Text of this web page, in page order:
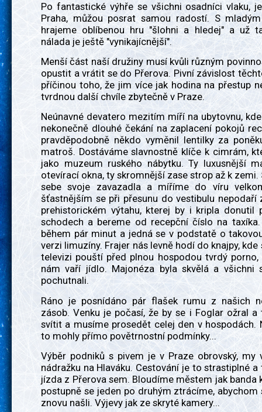
Po fantastické výhře se všichni osadníci vlaku,
Praha, můžou posrat samou radostí. S
hrajeme oblíbenou hru "šlohni a hledej" a už
nálada je ještě "vynikajícnější".
Menší část naší družiny musí kvůli různým
opustit a vrátit se do Přerova. Pivní závislost
příčinou toho, že jim více jak hodina na přestup
tvrdnou další chvíle zbytečně v Praze.
Neúnavné devatero mezitím míří na ubytovnu,
nekonečně dlouhé čekání na zaplacení pokojů
pravděpodobně někdo vyměnil lentilky za
matroš. Dostáváme slavnostně klíče k cimrám,
jako muzeum ruského nábytku. Ty luxusnější
otevírací okna, ty skromnější zase strop až k zemi.
sebe svoje zavazadla a míříme do víru
šťastnějším se při přesunu do vestibulu nepodaří
prehistorickém výtahu, kterej by i kripla donutil
schodech a bereme od recepční číslo na
během pár minut a jedná se v podstatě o
verzi limuzíny. Frajer nás levně hodí do knajpy,
televizi pouští před plnou hospodou tvrdý
nám vaří jídlo. Majonéza byla skvělá a všichni
pochutnali.
Ráno je posnídáno pár flašek rumu z našich
zásob. Venku je počasí, že by se i Foglar ožral a
svítit a musíme prosedět celej den v hospodách.
to mohly přímo povětrnostní podmínky...
Výběr podniků s pivem je v Praze obrovský, my
nádražku na Hlaváku. Cestování je to strastiplné a
jízda z Přerova sem. Bloudíme městem jak banda
postupně se jeden po druhým ztrácíme, abychom
znovu našli. Výjevy jak ze skryté kamery...